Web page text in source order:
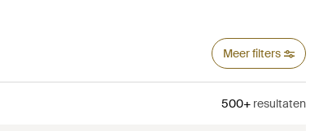
Meer filters
500+ resultaten